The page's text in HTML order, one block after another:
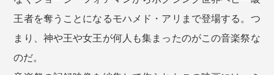
王者を奪うことになるモハメド・アリまで登場する。つ
まり、神や王や女王が何人も集まったのがこの音楽祭な
のだ。